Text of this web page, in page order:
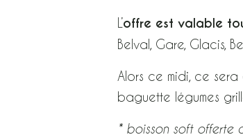
L’offre est valable
Belval, Gare, Glacis,
Alors ce midi, ce
baguette légumes
* boisson soft offerte